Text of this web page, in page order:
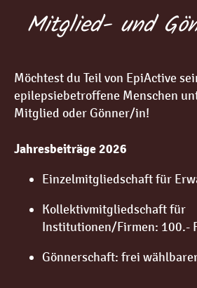
Mitglied- und
Möchtest du Teil von EpiActive
epilepsiebetroffene Menschen
Mitglied oder Gönner/in!
Jahresbeiträge 2026
Einzelmitgliedschaft für
Kollektivmitgliedschaft für
Institutionen/Firmen: 100.-
Gönnerschaft: frei